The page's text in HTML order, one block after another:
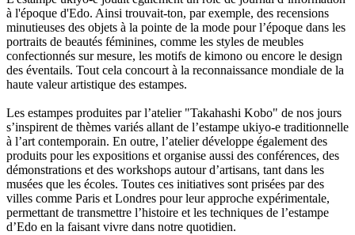
à l'époque d'Edo. Ainsi trouvait-ton, par exemple, des recensions
minutieuses des objets à la pointe de la mode pour l’époque dans les
portraits de beautés féminines, comme les styles de meubles
confectionnés sur mesure, les motifs de kimono ou encore le design
des éventails. Tout cela concourt à la reconnaissance mondiale de la
haute valeur artistique des estampes.
Les estampes produites par l’atelier "Takahashi Kobo" de nos jours
s’inspirent de thèmes variés allant de l’estampe ukiyo-e traditionnelle
à l’art contemporain. En outre, l’atelier développe également des
produits pour les expositions et organise aussi des conférences, des
démonstrations et des workshops autour d’artisans, tant dans les
musées que les écoles. Toutes ces initiatives sont prisées par des
villes comme Paris et Londres pour leur approche expérimentale,
permettant de transmettre l’histoire et les techniques de l’estampe
d’Edo en la faisant vivre dans notre quotidien.